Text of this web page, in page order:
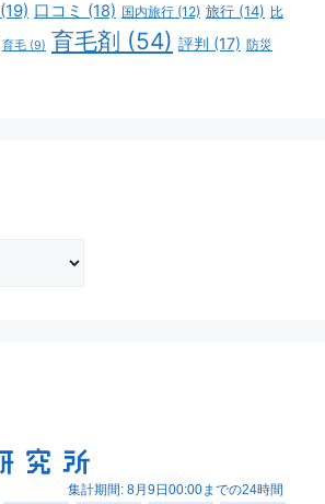
(19) 口コミ (18) 国内旅行 (12) 旅行 (14) 比
育毛 (9) 育毛剤 (54) 評判 (17) 防災